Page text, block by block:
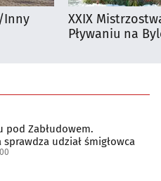
Inny
XXIX
Pływaniu na
pod Zabłudowem.
udział śmigłowca